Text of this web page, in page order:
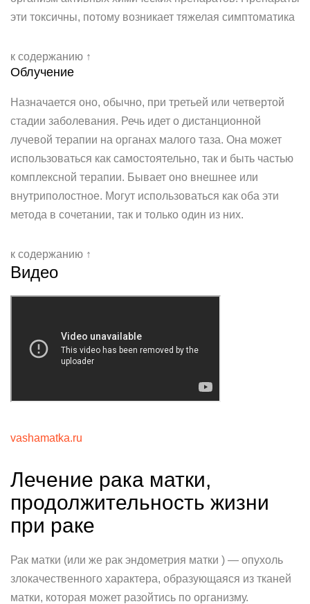
эти токсичны, потому возникает тяжелая симптоматика
к содержанию ↑
Облучение
Назначается оно, обычно, при третьей или четвертой
стадии заболевания. Речь идет о дистанционной
лучевой терапии на органах малого таза. Она может
использоваться как самостоятельно, так и быть частью
комплексной терапии. Бывает оно внешнее или
внутриполостное. Могут использоваться как оба эти
метода в сочетании, так и только один из них.
к содержанию ↑
Видео
vashamatka.ru
Лечение рака матки,
продолжительность жизни
при раке
Рак матки (или же рак эндометрия матки ) — опухоль
злокачественного характера, образующаяся из тканей
матки, которая может разойтись по организму.